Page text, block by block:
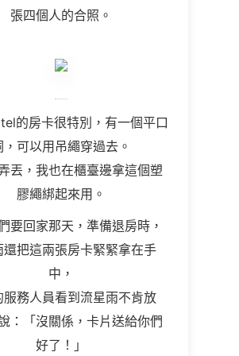
張四個人的合照。
的房卡很特別，有一個平口
，可以用吊繩穿過去。
丟，我也在櫃臺邊拿這個塑
膠繩綁起來用。
要回家那天，準備退房時，
還把這兩張房卡緊緊拿在手
中，
服務人員看到流星雨不肯放
：「沒關係，卡片送給你們
好了！」